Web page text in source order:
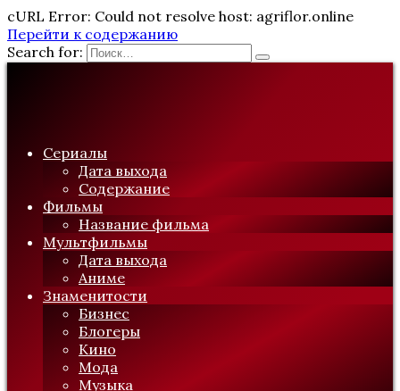
cURL Error: Could not resolve host: agriflor.online
Перейти к содержанию
Search for:
Сериалы
Дата выхода
Содержание
Фильмы
Название фильма
Мультфильмы
Дата выхода
Аниме
Знаменитости
Бизнес
Блогеры
Кино
Мода
Музыка